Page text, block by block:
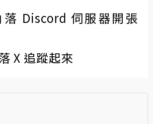
Discord 伺服器開張
X 追蹤起來